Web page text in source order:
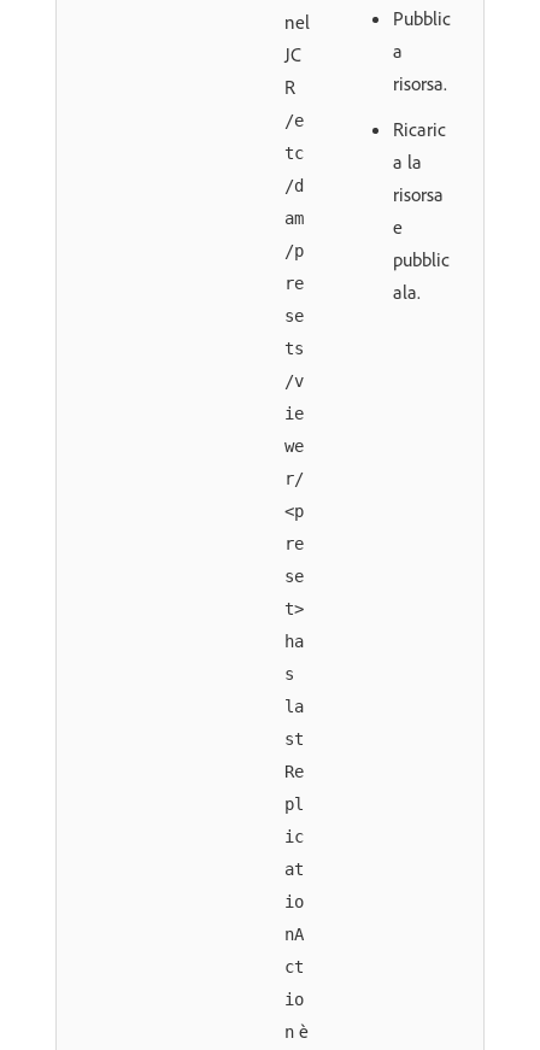
nel
JC
R
/e
tc
/d
am
/p
re
se
ts
/v
ie
we
r/
<p
re
se
t>
ha
s
la
st
Re
pl
ic
at
io
nA
ct
io
n è
Pubblic
a
risorsa.
Ricaric
a la
risorsa
e
pubblic
ala.